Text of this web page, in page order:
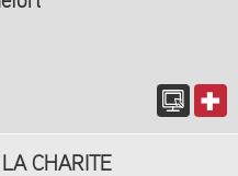
CHARITE